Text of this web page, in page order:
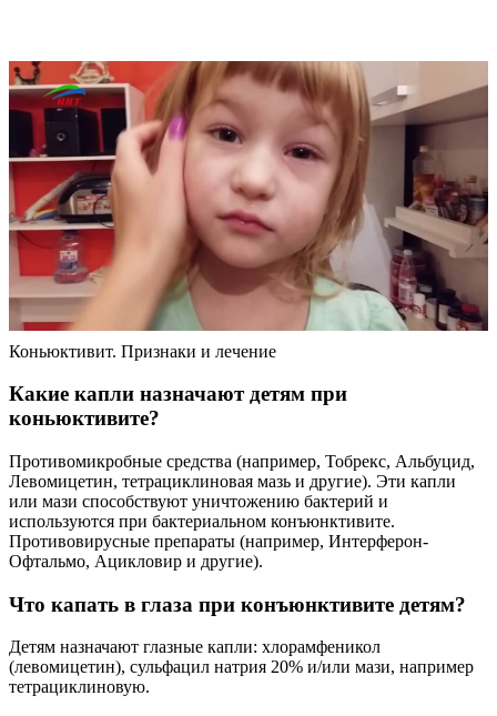
Коньюктивит. Признаки и лечение
Какие капли назначают детям при
коньюктивите?
Противомикробные средства (например, Тобрекс, Альбуцид,
Левомицетин, тетрациклиновая мазь и другие). Эти капли
или мази способствуют уничтожению бактерий и
используются при бактериальном конъюнктивите.
Противовирусные препараты (например, Интерферон-
Офтальмо, Ацикловир и другие).
Что капать в глаза при конъюнктивите детям?
Детям назначают глазные капли: хлорамфеникол
(левомицетин), сульфацил натрия 20% и/или мази, например
тетрациклиновую.